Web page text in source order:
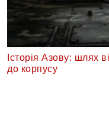
Історія Азову: шлях
до корпусу